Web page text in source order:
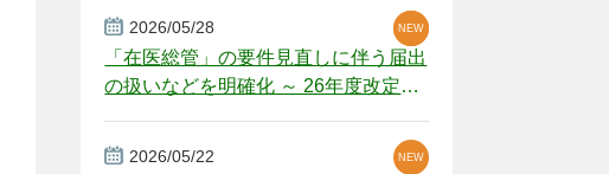
2026/05/28
「在医総管」の要件見直しに伴う届出
の扱いなどを明確化 ～ 26年度改定疑
NEW
NEW
2026/05/22 NEW